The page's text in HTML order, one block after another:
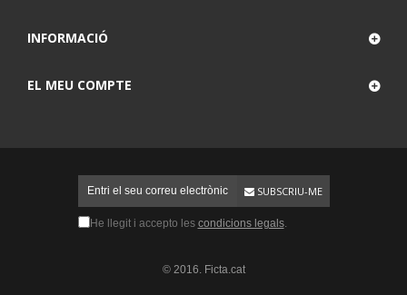
INFORMACIÓ
EL MEU COMPTE
SUBSCRIU-ME
He llegit i accepto les condicions legals.
© 2016. Ficta.cat